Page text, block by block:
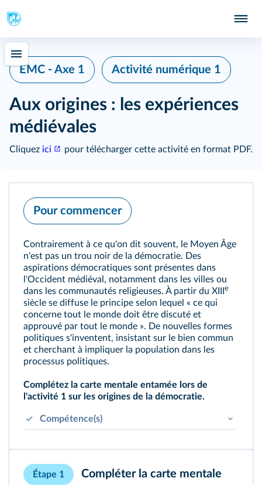
EMC - Axe 1 Activité numérique 1
Aux origines : les expériences
médiévales
Cliquez ici pour télécharger cette activité en format PDF.
Pour commencer
Contrairement à ce qu'on dit souvent, le Moyen Âge
n'est pas un trou noir de la démocratie. Des
aspirations démocratiques sont présentes dans
l'Occident médiéval, notamment dans les villes ou
dans les communautés religieuses. À partir du XIII e
siècle se diffuse le principe selon lequel « ce qui
concerne tout le monde doit être discuté et
approuvé par tout le monde ». De nouvelles formes
politiques s'inventent, insistant sur le bien commun
et cherchant à impliquer la population dans les
processus politiques.
Complétez la carte mentale entamée lors de
l'activité 1 sur les origines de la démocratie.
Compétence(s)
Repérer et apprécier les intentions des auteurs.
Étape 1
Compléter la carte mentale